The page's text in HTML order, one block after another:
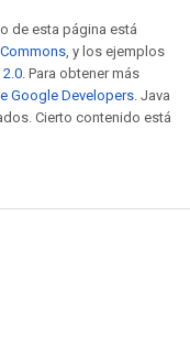
de esta página está
, y los ejemplos
2.0. Para obtener más
Google Developers. Java
Cierto contenido está